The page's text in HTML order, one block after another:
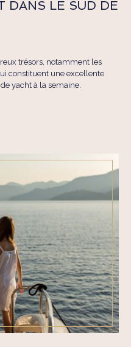
DANS LE SUD DE
trésors, notamment les
constituent une excellente
yacht à la semaine.